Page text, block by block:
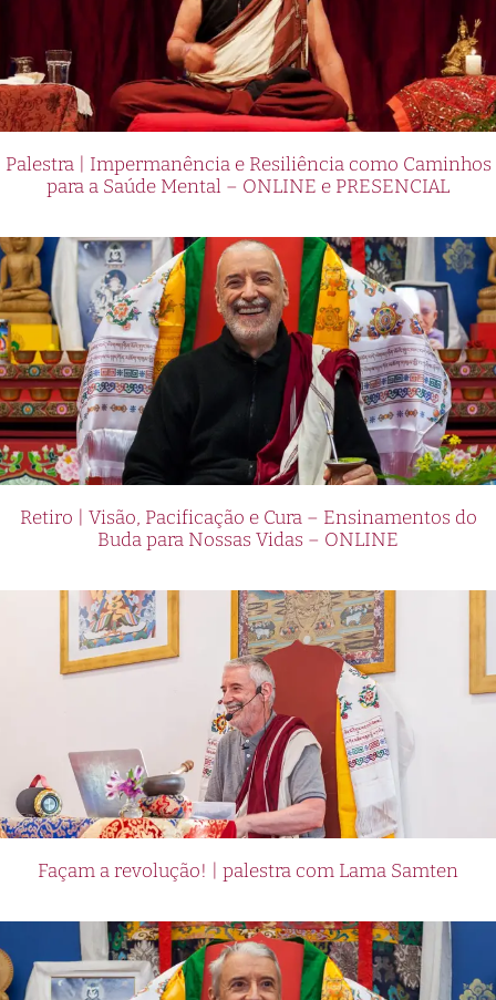
Palestra | Impermanência e Resiliência como Caminhos
para a Saúde Mental – ONLINE e PRESENCIAL
Retiro | Visão, Pacificação e Cura – Ensinamentos do
Buda para Nossas Vidas – ONLINE
Façam a revolução! | palestra com Lama Samten